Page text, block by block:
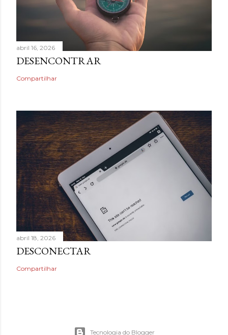
abril 16, 2026
DESENCONTRAR
Compartilhar
abril 18, 2026
DESCONECTAR
Compartilhar
Tecnologia do Blogger